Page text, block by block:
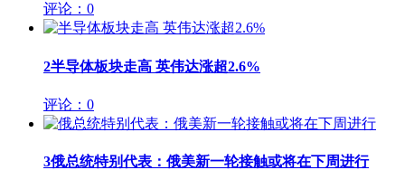
评论：0
2半导体板块走高 英伟达涨超2.6%
评论：0
3俄总统特别代表：俄美新一轮接触或将在下周进行